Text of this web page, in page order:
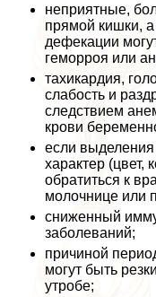
неприятные,
прямой кишки,
дефекации
геморроя или
тахикардия,
слабость и
следствием
крови
если
хаpaктер (цвет,
обратиться к
молочнице или
сниженный
заболеваний;
причиной
могут быть
утробе;